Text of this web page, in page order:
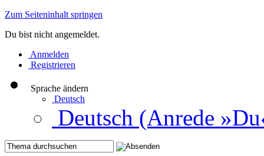
Zum Seiteninhalt springen
Du bist nicht angemeldet.
Anmelden
Registrieren
Sprache ändern
Deutsch
Deutsch (Anrede